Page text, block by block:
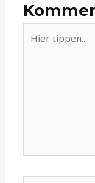
tippen...